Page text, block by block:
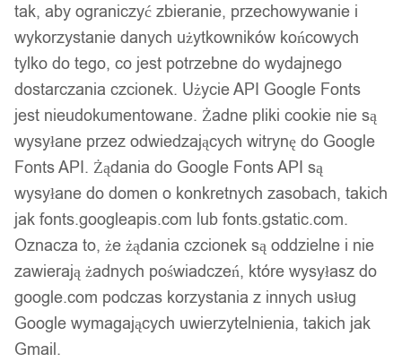
tak, aby ograniczyć zbieranie, przechowywanie i
wykorzystanie danych użytkowników końcowych
tylko do tego, co jest potrzebne do wydajnego
dostarczania czcionek. Użycie API Google Fonts
jest nieudokumentowane. Żadne pliki cookie nie są
wysyłane przez odwiedzających witrynę do Google
Fonts API. Żądania do Google Fonts API są
wysyłane do domen o konkretnych zasobach, takich
jak fonts.googleapis.com lub fonts.gstatic.com.
Oznacza to, że żądania czcionek są oddzielne i nie
zawierają żadnych poświadczeń, które wysyłasz do
google.com podczas korzystania z innych usług
Google wymagających uwierzytelnienia, takich jak
Gmail.